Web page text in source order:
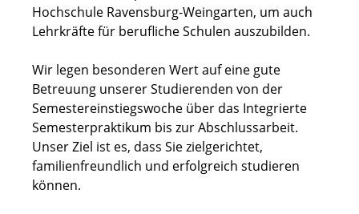
Hochschule Ravensburg-Weingarten, um auch
Lehrkräfte für berufliche Schulen auszubilden.
Wir legen besonderen Wert auf eine gute
Betreuung unserer Studierenden von der
Semestereinstiegswoche über das Integrierte
Semesterpraktikum bis zur Abschlussarbeit.
Unser Ziel ist es, dass Sie zielgerichtet,
familienfreundlich und erfolgreich studieren
können.